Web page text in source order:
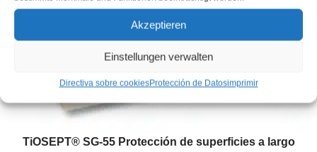
Akzeptieren
Einstellungen verwalten
Directiva sobre cookiesProtección de Datosimprimir
TiOSEPT® SG-55 Protección de superficies a largo